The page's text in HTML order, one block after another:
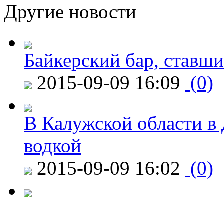
Другие новости
Байкерский бар,
2015-09-09 16:09 (0)
В Калужской области в
водкой
2015-09-09 16:02 (0)